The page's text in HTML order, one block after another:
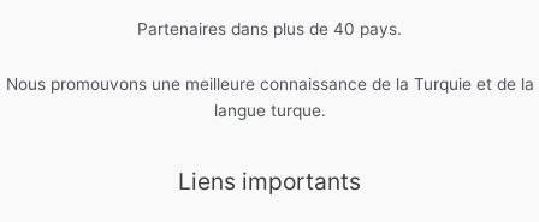
Partenaires dans plus de 40 pays.
Nous promouvons une meilleure connaissance de la Turquie et de la
langue turque.
Liens importants